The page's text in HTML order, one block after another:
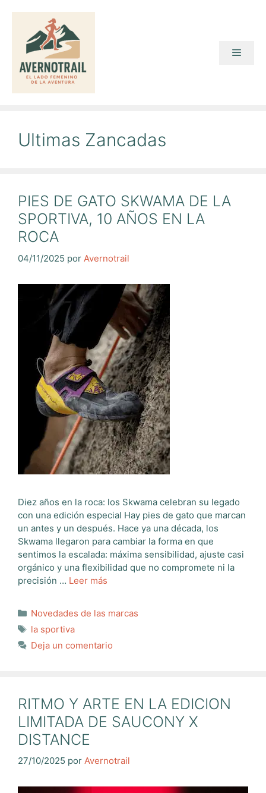
contenido
Ultimas Zancadas
PIES DE GATO SKWAMA DE LA
SPORTIVA, 10 AÑOS EN LA
ROCA
04/11/2025 por Avernotrail
Diez años en la roca: los Skwama celebran su legado
con una edición especial Hay pies de gato que marcan
un antes y un después. Hace ya una década, los
Skwama llegaron para cambiar la forma en que
sentimos la escalada: máxima sensibilidad, ajuste casi
orgánico y una flexibilidad que no compromete ni la
precisión … Leer más
Categorías
Novedades de las marcas
Etiquetas
la sportiva
Deja un comentario
RITMO Y ARTE EN LA EDICION
LIMITADA DE SAUCONY X
DISTANCE
27/10/2025 por Avernotrail